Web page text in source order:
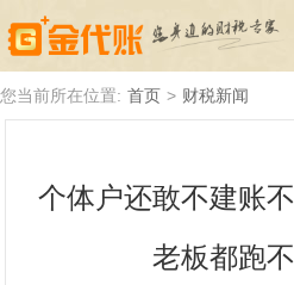
代理记
厦门落
您当前所在位置: 首页 > 财税新闻
个体户还敢不建账
老板都跑